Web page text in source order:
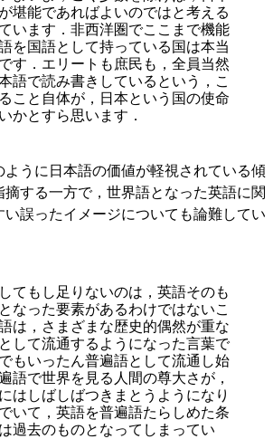
堪能であればよいのではと考える
います．非西洋圏でここまで機能
を国語として持っている国は本当
す．エリートも庶民も，全員当然
語で読み書きしているという，こ
こと自体が，日本という国の使命
かとすら思います．
うに日本語の価値が軽視されている傾
摘する一方で，世界語となった英語に関
い誤ったイメージについても論難してい
てもし足りないのは，英語そのも
なった要素があるわけではないこ
は，さまざまな歴史的偶然が重な
して流通するようになった言葉で
もいったん普遍語として流通し始
語で世界を見る人間の尊大さが，
はしばしばつきまとうようになり
いて，英語を普遍語たらしめた条
過去のものとなってしまってい